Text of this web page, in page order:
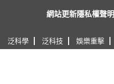
泛科學 泛科技 娛樂重擊
網站更新隱私權聲明